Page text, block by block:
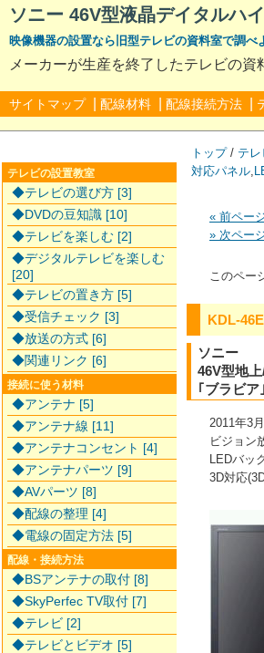
ソニー 46V型液晶デイタルハ
映像機器の設置なら旧型テレビの資料室で調べ
メーカーが生産を終了したテレビの資
サイトマップ 配線材料 配線接続方法
トップ/ テ
対応パネル,
« 前ペー
» 次ペー
このペー
KDL-
ソニー
46V型地
｢ブラビア
2011年3
ビジョン
LEDバッ
3D対応
テレビの設置教室
◆テレビの選び方 [3]
◆DVDの豆知識 [10]
◆テレビを楽しむ [2]
◆デジタルテレビを楽しむ
[20]
◆テレビの置き方 [5]
◆受信チェック [3]
◆放送の方式 [6]
◆関連リンク [6]
接続に使う材料
◆アンテナ [5]
◆アンテナ線 [11]
◆アンテナコンセント [4]
◆アンテナパーツ [9]
◆AVパーツ [8]
◆配線の整理 [4]
◆電線の固定方法 [5]
配線・接続方法
◆BSアンテナの取付 [8]
◆SkyPerfec TV取付 [7]
◆テレビ [2]
◆テレビとビデオ [5]